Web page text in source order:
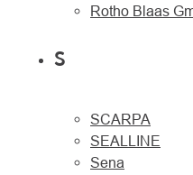
Rotho Blaas
S
SCARPA
SEALLINE
Sena